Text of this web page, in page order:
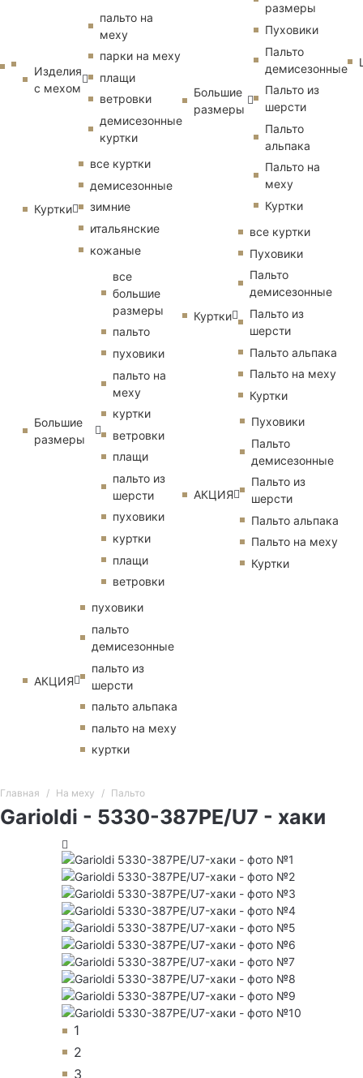
Изделия
с мехом
пальто на
меху
парки на меху
плащи
ветровки
демисезонные
куртки
Куртки
все куртки
демисезонные
зимние
итальянские
кожаные
Большие
размеры
все
большие
размеры
пальто
пуховики
пальто на
меху
куртки
ветровки
плащи
пальто из
шерсти
пуховики
куртки
плащи
ветровки
АКЦИЯ
пуховики
пальто
демисезонные
пальто из
шерсти
пальто альпака
пальто на меху
куртки
Большие
размеры
размеры
Пуховики
Пальто
демисезонные
Пальто из
шерсти
Пальто
альпака
Пальто на
меху
Куртки
Куртки
все куртки
Пуховики
Пальто
демисезонные
Пальто из
шерсти
Пальто альпака
Пальто на меху
Куртки
АКЦИЯ
Пуховики
Пальто
демисезонные
Пальто из
шерсти
Пальто альпака
Пальто на меху
Куртки
Главная На меху Пальто
Garioldi - 5330-387PE/U7 - хаки
1
2
3